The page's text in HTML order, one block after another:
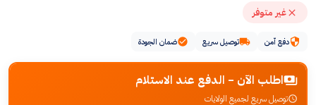
غير متوفر
دفع آمن توصيل سريع ضمان الجودة
اطلب الآن - الدفع عند الاستلام
توصيل سريع لجميع الولايات